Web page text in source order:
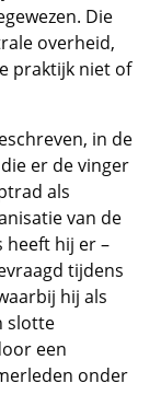
Die
overheid,
praktijk niet of
in de
er de vinger
als
van de
heeft hij er –
tijdens
hij als
slotte
een
onder